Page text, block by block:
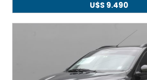
U$S 9.490